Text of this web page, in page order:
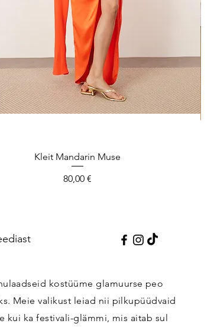
Quick View
Kleit Mandarin Muse
Price
80,00 €
kostüüme glamuurse peo
Meie valikust leiad nii pilkupüüdvaid
kui ka festivali-glämmi, mis aitab sul